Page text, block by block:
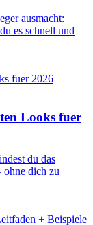
ausmacht:
es schnell und
Looks fuer
du das
ohne dich zu